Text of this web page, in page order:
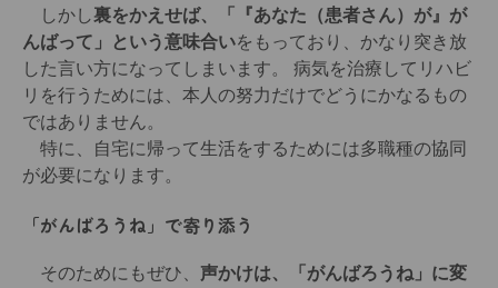
しかし裏をかえせば、「『あなた（患者さん）が』が
んばって」という意味合いをもっており、かなり突き放
した言い方になってしまいます。 病気を治療してリハビ
リを行うためには、本人の努力だけでどうにかなるもの
ではありません。
特に、自宅に帰って生活をするためには多職種の協同
が必要になります。
「がんばろうね」で寄り添う
そのためにもぜひ、 声かけは、「がんばろうね」に変